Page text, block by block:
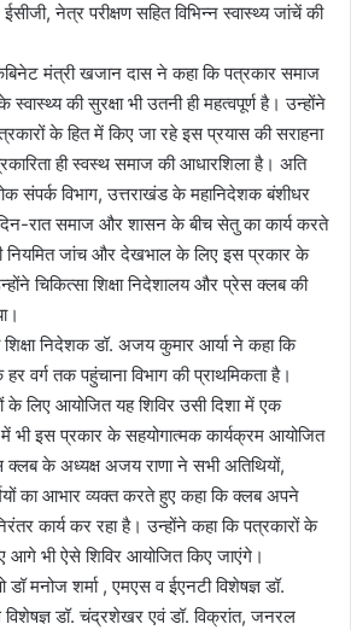
नेत्र परीक्षण सहित विभिन्न स्वास्थ्य जांचें की
मंत्री खजान दास ने कहा कि पत्रकार समाज
की सुरक्षा भी उतनी ही महत्वपूर्ण है। उन्होंने
के हित में किए जा रहे इस प्रयास की सराहना
ही स्वस्थ समाज की आधारशिला है। अति
संपर्क विभाग, उत्तराखंड के महानिदेशक बंशीधर
दिन-रात समाज और शासन के बीच सेतु का कार्य करते
नियमित जांच और देखभाल के लिए इस प्रकार के
चिकित्सा शिक्षा निदेशालय और प्रेस क्लब की
शिक्षा निदेशक डॉ. अजय कुमार आर्या ने कहा कि
वर्ग तक पहुंचाना विभाग की प्राथमिकता है।
के लिए आयोजित यह शिविर उसी दिशा में एक
में भी इस प्रकार के सहयोगात्मक कार्यक्रम आयोजित
के अध्यक्ष अजय राणा ने सभी अतिथियों,
का आभार व्यक्त करते हुए कहा कि क्लब अपने
कार्य कर रहा है। उन्होंने कहा कि पत्रकारों के
आगे भी ऐसे शिविर आयोजित किए जाएंगे।
मनोज शर्मा , एमएस व ईएनटी विशेषज्ञ डॉ.
डॉ. चंद्रशेखर एवं डॉ. विक्रांत, जनरल